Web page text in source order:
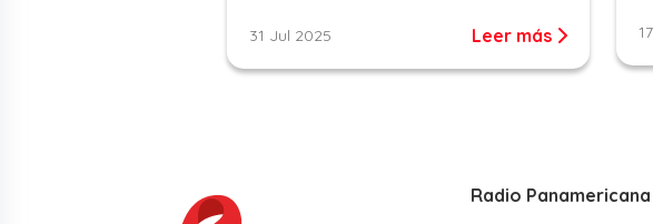
31 Jul 2025 Leer más
Radio Panamericana